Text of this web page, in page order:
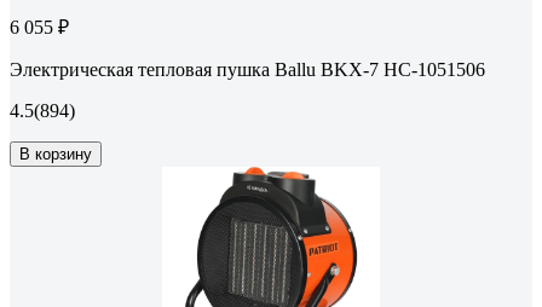
6 055 ₽
Электрическая тепловая пушка Ballu BKX-7 НС-1051506
4.5(894)
В корзину